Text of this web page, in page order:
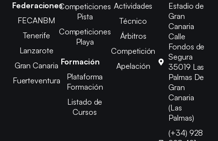
Federaciones
FECANBM
Tenerife
Lanzarote
Gran Canaria
Fuerteventura
Competiciones
Pista
Competiciones
Playa
Formación
Plataforma
Formación
Listado de
Cursos
Actividades
Técnico
Árbitros
Competición
Apelación
Estadio de
Gran
Canaria
Calle
Fondos de
Segura
35019 Las
Palmas De
Gran
Canaria
(Las
Palmas)
(+34) 928